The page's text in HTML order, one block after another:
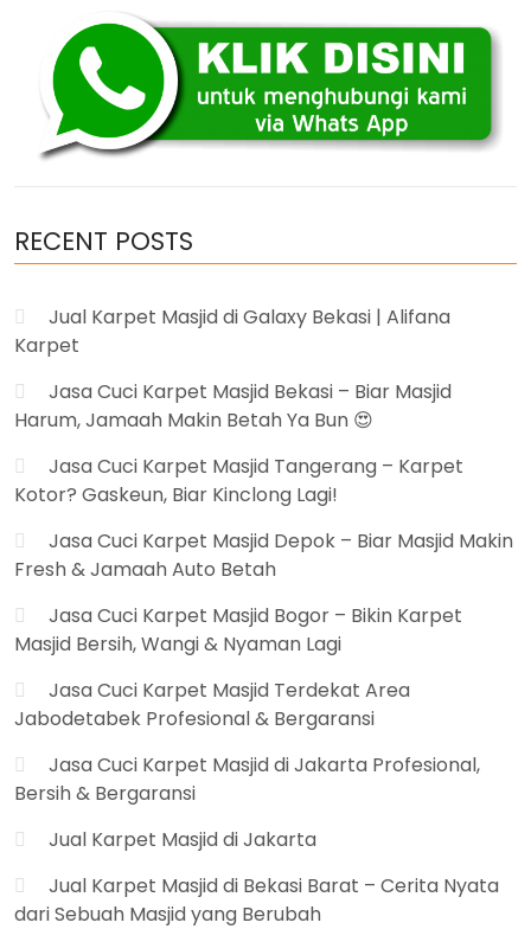
RECENT POSTS
Jual Karpet Masjid di Galaxy Bekasi | Alifana
Karpet
Jasa Cuci Karpet Masjid Bekasi – Biar Masjid
Harum, Jamaah Makin Betah Ya Bun 😍
Jasa Cuci Karpet Masjid Tangerang – Karpet
Kotor? Gaskeun, Biar Kinclong Lagi!
Jasa Cuci Karpet Masjid Depok – Biar Masjid Makin
Fresh & Jamaah Auto Betah
Jasa Cuci Karpet Masjid Bogor – Bikin Karpet
Masjid Bersih, Wangi & Nyaman Lagi
Jasa Cuci Karpet Masjid Terdekat Area
Jabodetabek Profesional & Bergaransi
Jasa Cuci Karpet Masjid di Jakarta Profesional,
Bersih & Bergaransi
Jual Karpet Masjid di Jakarta
Jual Karpet Masjid di Bekasi Barat – Cerita Nyata
dari Sebuah Masjid yang Berubah